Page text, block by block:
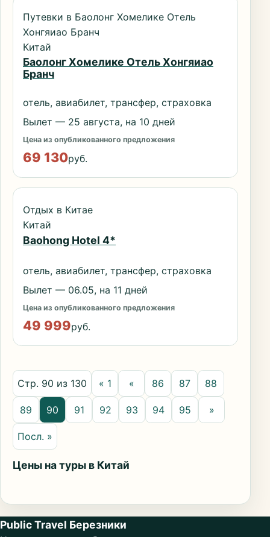
Путевки в Баолонг Хомелике Отель
Хонгяиао Бранч
Китай
Баолонг Хомелике Отель Хонгяиао
Бранч
отель, авиабилет, трансфер, страховка
Вылет — 25 августа, на 10 дней
Цена из опубликованного предложения
69 130руб.
Отдых в Китае
Китай
Baohong Hotel 4*
отель, авиабилет, трансфер, страховка
Вылет — 06.05, на 11 дней
Цена из опубликованного предложения
49 999руб.
Стр. 90 из 130 « 1 « 86 87 88
89 90 91 92 93 94 95 »
Посл. »
Цены на туры в Китай
Public Travel Березники